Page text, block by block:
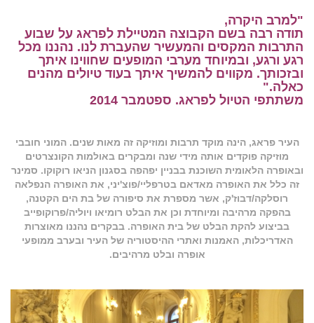
"למרב היקרה,
תודה רבה בשם הקבוצה המטיילת לפראג על שבוע
התרבות המקסים והמעשיר שהעברת לנו. נהננו מכל
רגע ורגע, ובמיוחד מערבי המופעים שחווינו איתך
ובזכותך. מקווים להמשיך איתך בעוד טיולים מהנים
כאלה."
משתתפי הטיול לפראג. ספטמבר 2014
העיר פראג, הינה מוקד תרבות ומוזיקה זה מאות שנים. המוני חובבי
מוזיקה פוקדים אותה מידי שנה ומבקרים באולמות הקונצרטים
ובאופרה הלאומית השוכנת בבניין יפהפה בסגנון הניאו רוקוקו. סמינר
זה כלל את האופרה מאדאם בטרפליי/פוצ'יני, את האופרה הנפלאה
רוסלקה/דבוז'ק, אשר מספרת את סיפורה של בת הים הקטנה,
בהפקה מרהיבה ומיוחדת וכן את הבלט רומיאו ויוליה/פרוקופייב
בביצוע להקת הבלט של בית האופרה. בבקרים נהננו מאוצרות
האדריכלות, האמנות ואתרי ההיסטוריה של העיר ובערב ממופעי
אופרה ובלט מרהיבים.